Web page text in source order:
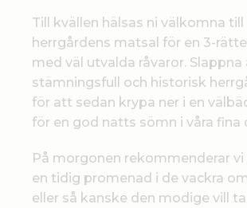
Till kvällen hälsas ni välkomna till
herrgårdens matsal för en 3-
med väl utvalda råvaror. Slappna
stämningsfull och historisk
för att sedan krypa ner i en
för en god natts sömn i våra fina
På morgonen rekommenderar
en tidig promenad i de vackra
eller så kanske den modige vill